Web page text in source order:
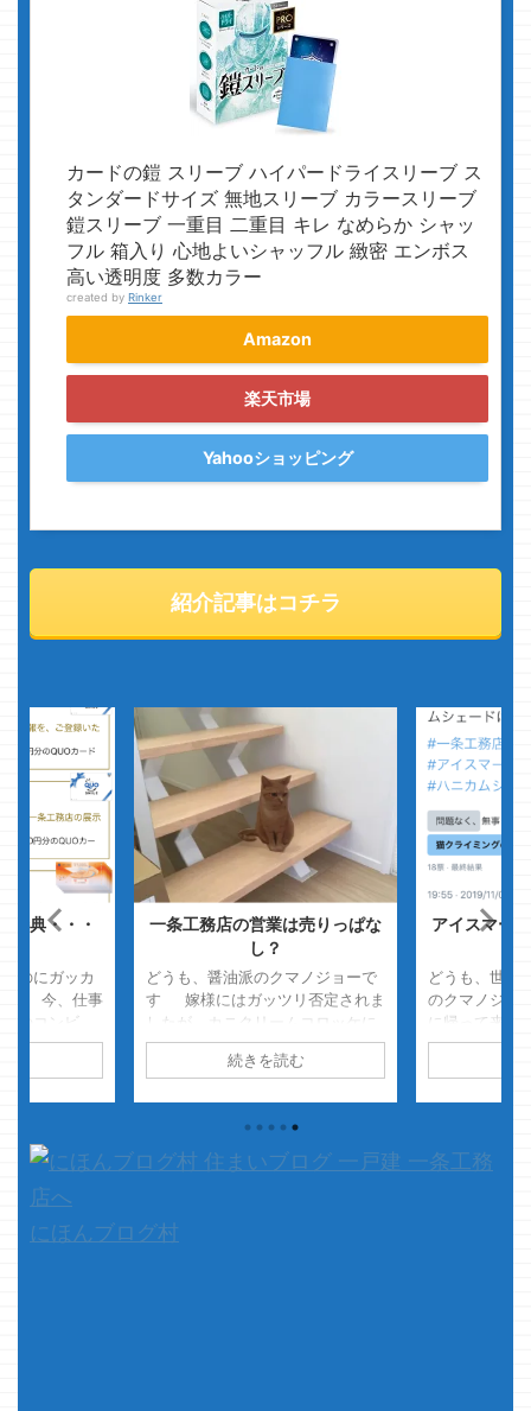
カードの鎧 スリーブ ハイパードライスリーブ ス
タンダードサイズ 無地スリーブ カラースリーブ
鎧スリーブ 一重目 二重目 キレ なめらか シャッ
フル 箱入り 心地よいシャッフル 緻密 エンボス
高い透明度 多数カラー
created by Rinker
Amazon
楽天市場
Yahooショッピング
紹介記事はコチラ
特典・・・
のにガッカ
す 今、仕事
のコンビ
レットユー
ｗ ・・・・
かなかんや
ぞっ！！！
...
一条工務店の営業は売りっぱな
し？
どうも、醤油派のクマノジョーで
す 嫁様にはガッツリ否定されま
したが、カニクリームコロッケに
は醤油が最高だと思ってます タ
ルタルがあってもほぼ使いません
ている方・・・ 意外とこんな一
文を見ませんか？ 「営業さんは
「アフター対応に ...
続きを読む
アイスマー
どうも、世の
のクマノジョ
に帰って来る
ックリしたぁ
が今寝てんだ
にほんブログ村